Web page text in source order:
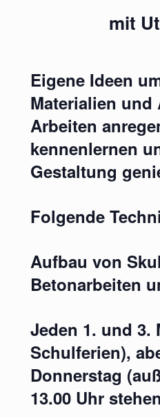
mit
Eigene Ideen
Materialien
Arbeiten
kennenlernen
Gestaltung
Folgende
Aufbau von
Betonarbeiten
Jeden 1. und 3.
Schulferien),
Donnerstag
13.00 Uhr